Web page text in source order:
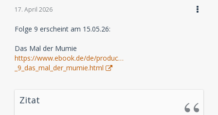
17. April 2026
Folge 9 erscheint am 15.05.26:
Das Mal der Mumie
https://www.ebook.de/de/produc…
_9_das_mal_der_mumie.html
Zitat